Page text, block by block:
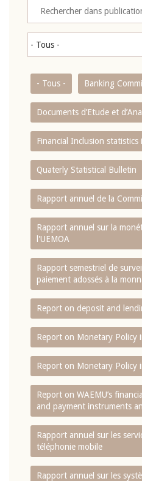
- Tous - Banking
Documents d’Etude et
Financial Inclusion statistics
Quaterly Statistical Bulletin
Rapport annuel de la
Rapport annuel sur la
l'UEMOA
Rapport semestriel de
paiement adossés à la
Report on deposit and
Report on Monetary Policy
Report on Monetary Policy
Report on WAEMU’s
and payment instruments
Rapport annuel sur les
téléphonie mobile
Rapport annuel sur les